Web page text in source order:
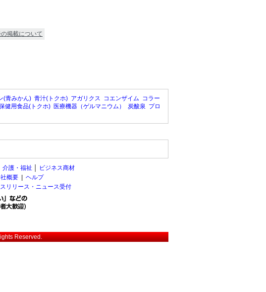
の掲載について
(青みかん) 青汁(トクホ) アガリクス コエンザイム コラー
健用食品(トクホ) 医療機器（ゲルマニウム） 炭酸泉 プロ
介護・福祉
ビジネス商材
概要
ヘルプ
リリース・ニュース受付
Reserved.